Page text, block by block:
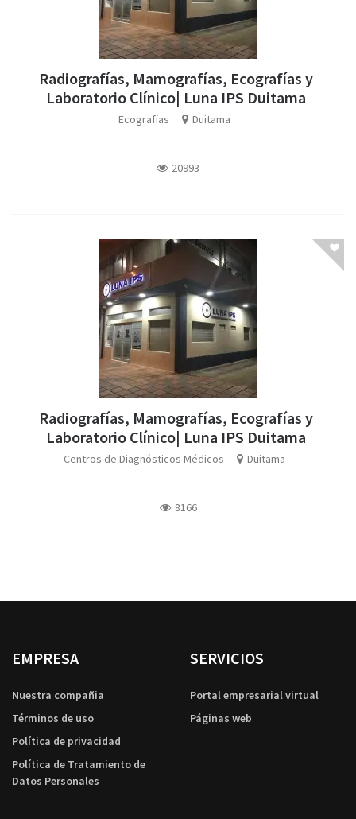
Radiografías, Mamografías, Ecografías y
Laboratorio Clínico| Luna IPS Duitama
Ecografías Duitama
20993
Radiografías, Mamografías, Ecografías y
Laboratorio Clínico| Luna IPS Duitama
Centros de Diagnósticos Médicos Duitama
8166
EMPRESA
Nuestra compañia
Términos de uso
Política de privacidad
Política de Tratamiento de
Datos Personales
SERVICIOS
Portal empresarial virtual
Páginas web